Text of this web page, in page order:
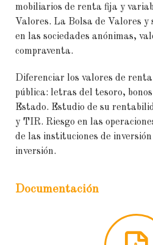
mobiliarios de renta fija y
Valores. La Bolsa de Valores y
en las sociedades anónimas,
compraventa.
Diferenciar los valores de
pública: letras del tesoro,
Estado. Estudio de su
y TIR. Riesgo en las
de las instituciones de
inversión.
Documentación